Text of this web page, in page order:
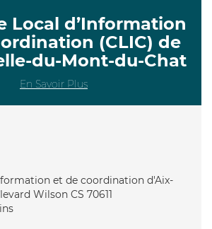
Local d’Information
(CLIC) de
du-Mont-du-Chat
En Savoir Plus
et de coordination d'Aix-
Wilson CS 70611